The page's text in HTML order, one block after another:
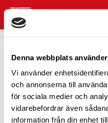
Denna webbplats
Vi använder
och annonserna till
för sociala medier och
vidarebefordrar även
information från din enhet
HOPPSAN!
FEL